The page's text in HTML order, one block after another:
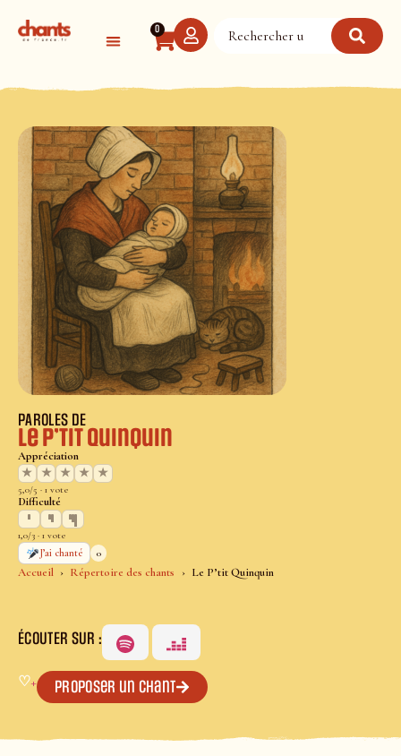
0
Accueil Répertoire des chants Le P’tit Quinquin
PAROLES DE
Le P’tit Quinquin
Appréciation
★
★ ★ ★ ★
5,0/5 · 1 vote
Difficulté
1,0/3 · 1 vote
J’ai chanté
0
ÉCOUTER SUR :
♡+ Proposer un chant